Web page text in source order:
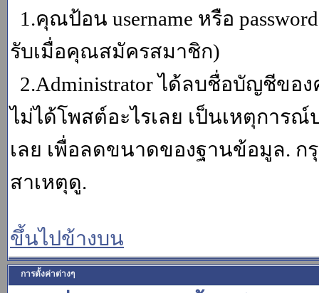
1.คุณป้อน username หรือ
รับเมื่อคุณสมัครสมาชิก)
2.Administrator ได้ลบชื่อบัญชีขอ
ไม่ได้โพสต์อะไรเลย เป็นเหตุการ
เลย เพื่อลดขนาดของฐานข้อมูล.
สาเหตุดู.
ขึ้นไปข้างบน
การตั้งค่าต่างๆ